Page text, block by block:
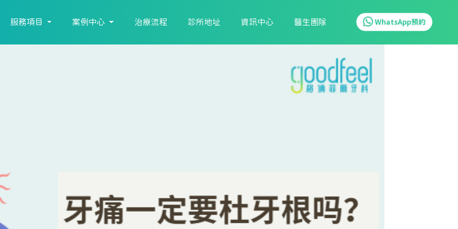
服務項目 案例中心 治療流程 診所地址 資訊中心 醫生團隊 WhatsApp預約